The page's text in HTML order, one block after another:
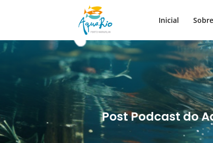
Inicial Sobre
Post Podcast do